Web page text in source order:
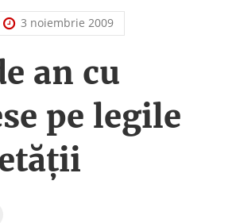
3 noiembrie 2009
an cu
pe legile